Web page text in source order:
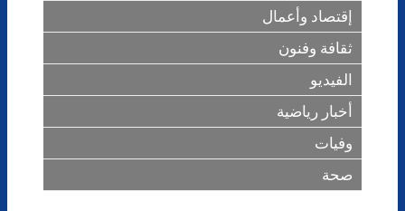
إقتصاد وأعمال
ثقافة وفنون
الفيديو
أخبار رياضية
وفيات
صحة